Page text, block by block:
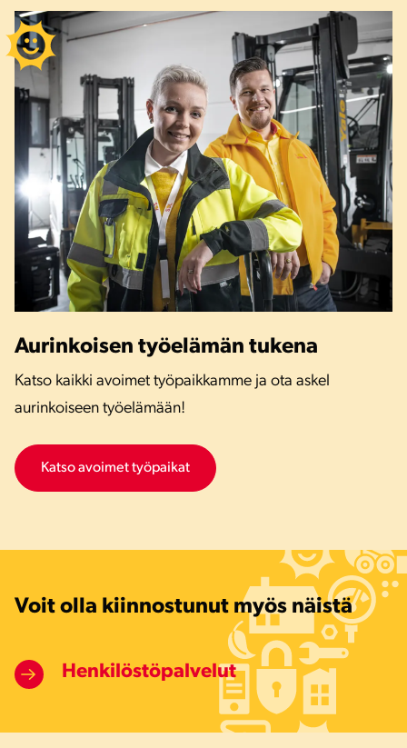
Aurinkoisen työelämän tukena
Katso kaikki avoimet työpaikkamme ja ota askel
aurinkoiseen työelämään!
Katso avoimet työpaikat
Voit olla kiinnostunut myös näistä
Henkilöstöpalvelut